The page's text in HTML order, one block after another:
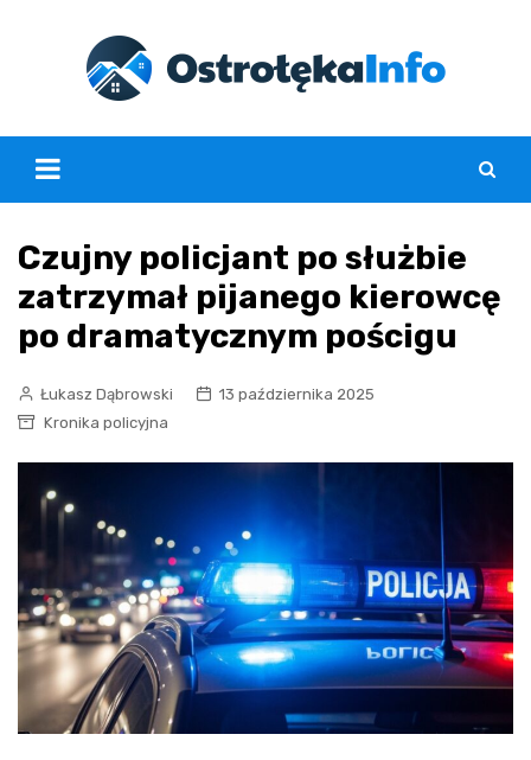
Czujny policjant po służbie
zatrzymał pijanego kierowcę
po dramatycznym pościgu
Łukasz Dąbrowski
13 października 2025
Kronika policyjna